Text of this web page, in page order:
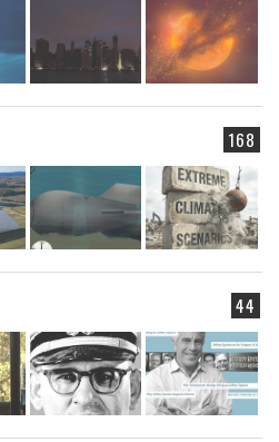
168
44